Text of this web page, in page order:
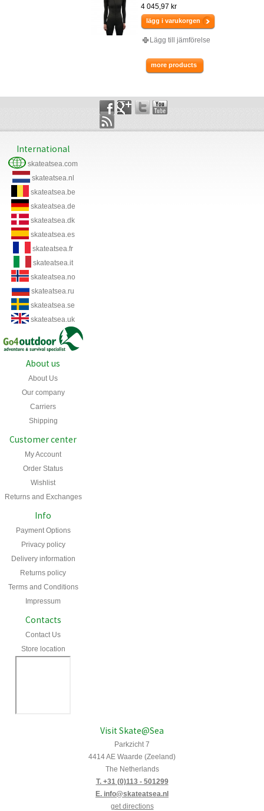
4 045,97 kr
lägg i varukorgen
Lägg till jämförelse
more products
International
skateatsea.com
skateatsea.nl
skateatsea.be
skateatsea.de
skateatsea.dk
skateatsea.es
skateatsea.fr
skateatsea.it
skateatsea.no
skateatsea.ru
skateatsea.se
skateatsea.uk
About us
About Us
Our company
Carriers
Shipping
Customer center
My Account
Order Status
Wishlist
Returns and Exchanges
Info
Payment Options
Privacy policy
Delivery information
Returns policy
Terms and Conditions
Impressum
Contacts
Contact Us
Store location
Visit Skate@Sea
Parkzicht 7
4414 AE Waarde (Zeeland)
The Netherlands
T. +31 (0)113 - 501299
E. info@skateatsea.nl
get directions